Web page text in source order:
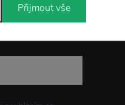
Přijmout vše